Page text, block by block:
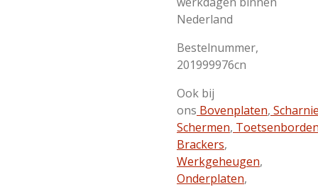
Nederland
Bestelnummer,
201999976cn
Ook bij
ons Bovenplaten,
Schermen,
Brackers,
Werkgeheugen,
Onderplaten,